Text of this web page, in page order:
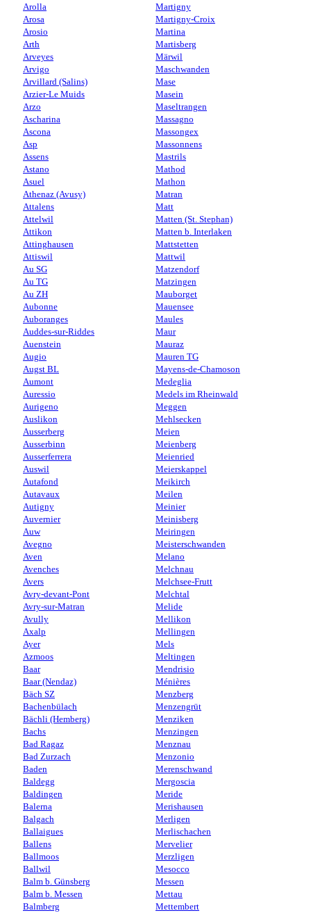
Arolla
Arosa
Arosio
Arth
Arveyes
Arvigo
Arvillard (Salins)
Arzier-Le Muids
Arzo
Ascharina
Ascona
Asp
Assens
Astano
Asuel
Athenaz (Avusy)
Attalens
Attelwil
Attikon
Attinghausen
Attiswil
Au SG
Au TG
Au ZH
Aubonne
Auboranges
Auddes-sur-Riddes
Auenstein
Augio
Augst BL
Aumont
Auressio
Aurigeno
Auslikon
Ausserberg
Ausserbinn
Ausserferrera
Auswil
Autafond
Autavaux
Autigny
Auvernier
Auw
Avegno
Aven
Avenches
Avers
Avry-devant-Pont
Avry-sur-Matran
Avully
Axalp
Ayer
Azmoos
Baar
Baar (Nendaz)
Bäch SZ
Bachenbülach
Bächli (Hemberg)
Bachs
Bad Ragaz
Bad Zurzach
Baden
Baldegg
Baldingen
Balerna
Balgach
Ballaigues
Ballens
Ballmoos
Ballwil
Balm b. Günsberg
Balm b. Messen
Balmberg
Martigny
Martigny-Croix
Martina
Martisberg
Märwil
Maschwanden
Mase
Masein
Maseltrangen
Massagno
Massongex
Massonnens
Mastrils
Mathod
Mathon
Matran
Matt
Matten (St. Stephan)
Matten b. Interlaken
Mattstetten
Mattwil
Matzendorf
Matzingen
Mauborget
Mauensee
Maules
Maur
Mauraz
Mauren TG
Mayens-de-Chamoson
Medeglia
Medels im Rheinwald
Meggen
Mehlsecken
Meien
Meienberg
Meienried
Meierskappel
Meikirch
Meilen
Meinier
Meinisberg
Meiringen
Meisterschwanden
Melano
Melchnau
Melchsee-Frutt
Melchtal
Melide
Mellikon
Mellingen
Mels
Meltingen
Mendrisio
Ménières
Menzberg
Menzengrüt
Menziken
Menzingen
Menznau
Menzonio
Merenschwand
Mergoscia
Meride
Merishausen
Merligen
Merlischachen
Mervelier
Merzligen
Mesocco
Messen
Mettau
Mettembert